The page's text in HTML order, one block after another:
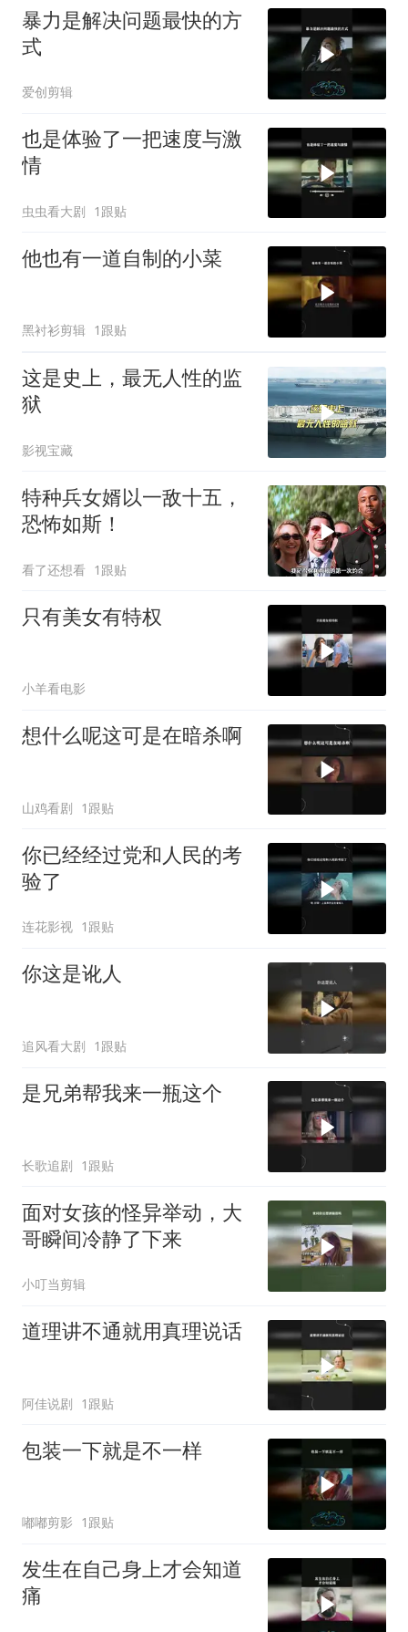
暴力是解决问题最快的方
式
爱创剪辑
也是体验了一把速度与激
情
虫虫看大剧 1跟贴
他也有一道自制的小菜
黑衬衫剪辑 1跟贴
这是史上，最无人性的监
狱
影视宝藏
特种兵女婿以一敌十五，
恐怖如斯！
看了还想看 1跟贴
只有美女有特权
小羊看电影
想什么呢这可是在暗杀啊
山鸡看剧 1跟贴
你已经经过党和人民的考
验了
连花影视 1跟贴
你这是讹人
追风看大剧 1跟贴
是兄弟帮我来一瓶这个
长歌追剧 1跟贴
面对女孩的怪异举动，大
哥瞬间冷静了下来
小叮当剪辑
道理讲不通就用真理说话
阿佳说剧 1跟贴
包装一下就是不一样
嘟嘟剪影 1跟贴
发生在自己身上才会知道
痛